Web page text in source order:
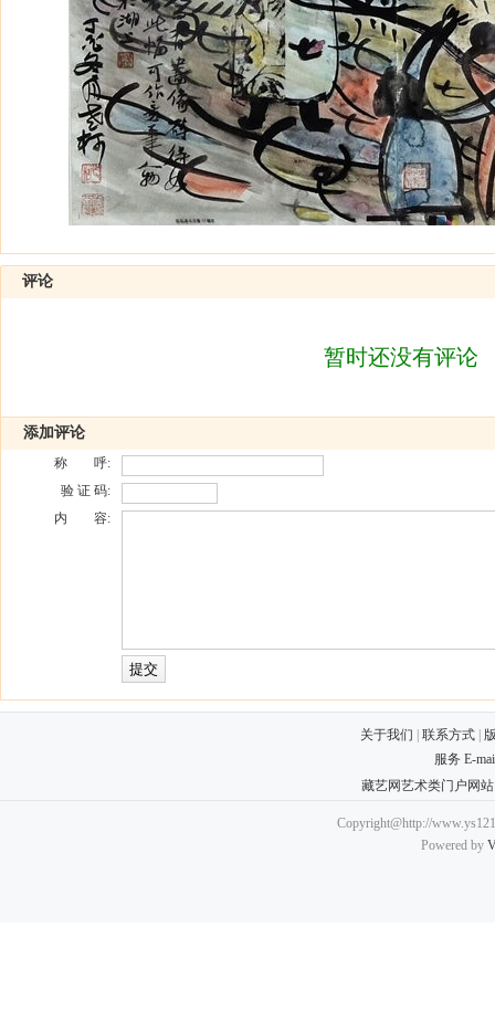
评论
暂时还没有评论
添加评论
称 呼:
验 证 码:
内 容:
关于我们 联系方式
服务 E-
藏艺网艺术类门户网
Copyright@http://
Powered by